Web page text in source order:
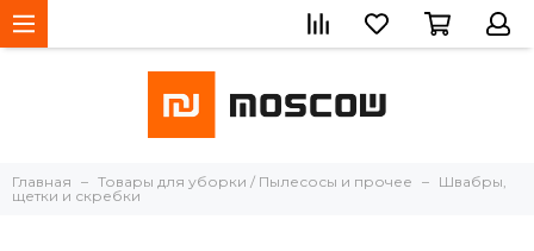
Главная Товары для уборки / Пылесосы и прочее
Швабры,
щетки и скребки